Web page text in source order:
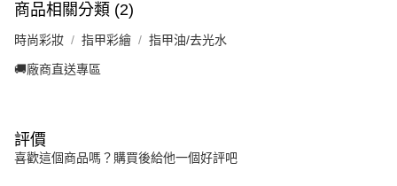
商品相關分類 (2)
時尚彩妝 指甲彩繪 指甲油/去光水
🚚廠商直送專區
評價
喜歡這個商品嗎？購買後給他一個好評吧